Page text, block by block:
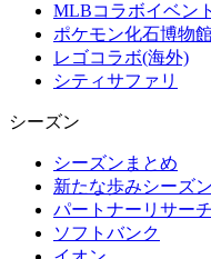
MLBコラボイベン
ポケモン化石博物
レゴコラボ(海外)
シティサファリ
シーズン
シーズンまとめ
新たな歩みシーズン
パートナーリサー
ソフトバンク